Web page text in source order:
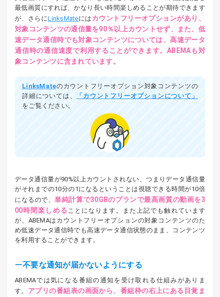
最低画質にすれば、かなり長い時間楽しめることが期待できます
が、さらにLinksMateには カウントフリーオプションがあり、
対象コンテンツの通信量を90％以上カウントせず、また、低
速データ通信時でも対象コンテンツについては、高速データ
通信時の通信速度で利用することができます。ABEMAも対
象コンテンツに含まれています。
LinksMateのカウントフリーオプション対象コンテンツの
詳細については、
「カウントフリーオプションについて」
をご覧ください。
データ通信量が90%以上カウントされない、つまりデータ通信量
がそれまでの10分の1になるということは視聴できる時間が10倍
になるので、単純計算で30GBのプランで最高画質の動画を3
00時間楽しめる ことになります。また上記でも触れています
が、ABEMAはカウントフリーオプションの対象コンテンツのた
め低速データ通信時でも高速データ通信状態のまま、コンテンツ
を利用することができます。
不要な通知が届かないようにする
ABEMAでは気になる番組の通知を受け取れる仕組みがありま
す。 アプリの番組表の画面から、番組枠の右上にある目覚ま